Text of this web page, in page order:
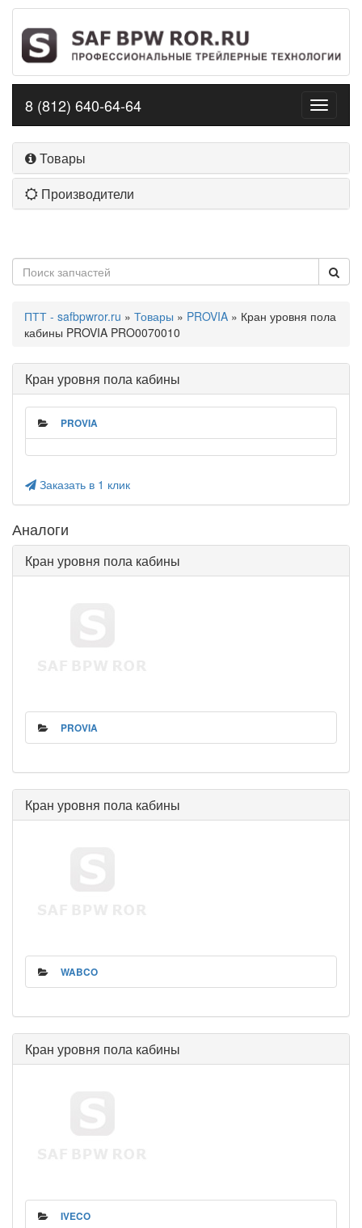
Toggle
8 (812) 640-64-64
Товары
Производители
ПТТ - safbpwror.ru » Товары » PROVIA » Кран уровня пола
кабины PROVIA PRO0070010
Кран уровня пола кабины
PROVIA
Заказать в 1 клик
Аналоги
Кран уровня пола кабины
PROVIA
Кран уровня пола кабины
WABCO
Кран уровня пола кабины
IVECO